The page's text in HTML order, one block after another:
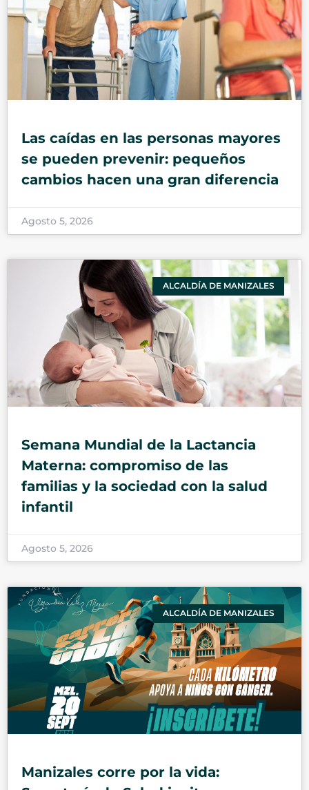
Las caídas en las personas mayores
se pueden prevenir: pequeños
cambios hacen una gran diferencia
Agosto 5, 2026
ALCALDÍA DE MANIZALES
Semana Mundial de la Lactancia
Materna: compromiso de las
familias y la sociedad con la salud
infantil
Agosto 5, 2026
ALCALDÍA DE MANIZALES
Manizales corre por la vida: